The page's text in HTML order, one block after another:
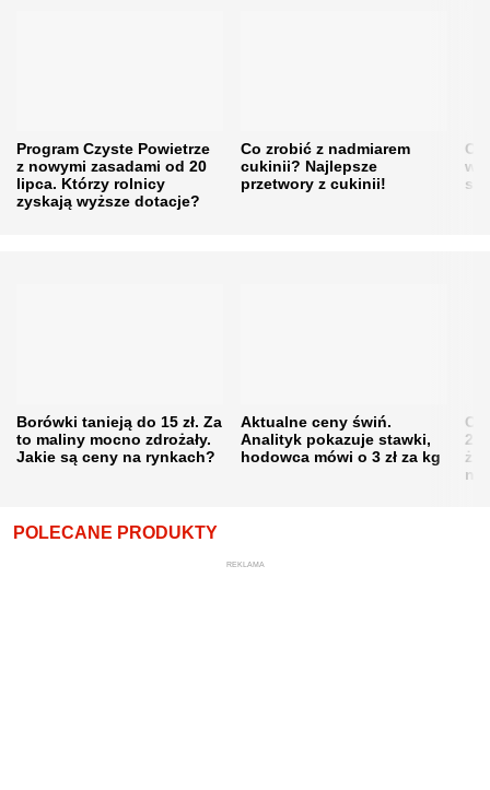
Program Czyste Powietrze
z nowymi zasadami od 20
lipca. Którzy rolnicy
zyskają wyższe dotacje?
Co zrobić z nadmiarem
cukinii? Najlepsze
przetwory z cukinii!
w
Borówki tanieją do 15 zł. Za
to maliny mocno zdrożały.
Jakie są ceny na rynkach?
Aktualne ceny świń.
Analityk pokazuje stawki,
hodowca mówi o 3 zł za kg
POLECANE PRODUKTY
REKLAMA